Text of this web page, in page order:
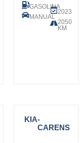
GASOLINA
MANUAL
2023
2050
KM
KIA-
CARENS